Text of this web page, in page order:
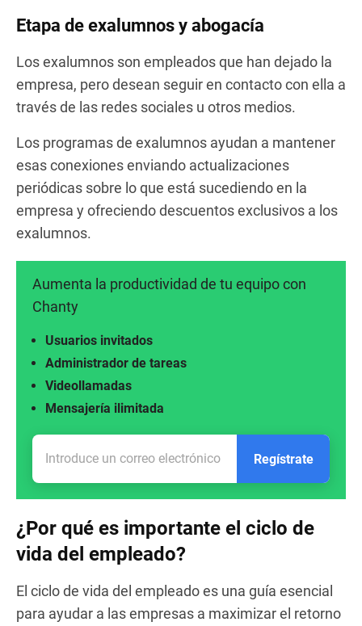
Etapa de exalumnos y abogacía
Los exalumnos son empleados que han dejado la
empresa, pero desean seguir en contacto con ella a
través de las redes sociales u otros medios.
Los programas de exalumnos ayudan a mantener
esas conexiones enviando actualizaciones
periódicas sobre lo que está sucediendo en la
empresa y ofreciendo descuentos exclusivos a los
exalumnos.
Aumenta la productividad de tu equipo con
Chanty
Mensajería ilimitada
Videollamadas
Administrador de tareas
Usuarios invitados
Regístrate
¿Por qué es importante el ciclo de
vida del empleado?
El ciclo de vida del empleado es una guía esencial
para ayudar a las empresas a maximizar el retorno